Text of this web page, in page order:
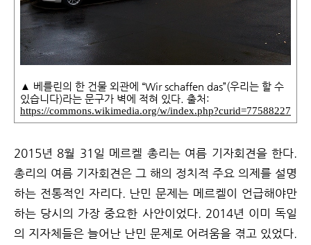
▲ 베를린의 한 건물 외관에 “Wir schaffen das”(우리는 할 수
있습니다)라는 문구가 벽에 적혀 있다. 출처:
https://commons.wikimedia.org/w/index.php?curid=77588227
2015년 8월 31일 메르켈 총리는 여름 기자회견을 한다.
총리의 여름 기자회견은 그 해의 정치적 주요 의제를 설명
하는 전통적인 자리다. 난민 문제는 메르켈이 언급해야만
하는 당시의 가장 중요한 사안이었다. 2014년 이미 독일
의 지자체들은 늘어난 난민 문제로 어려움을 겪고 있었다.